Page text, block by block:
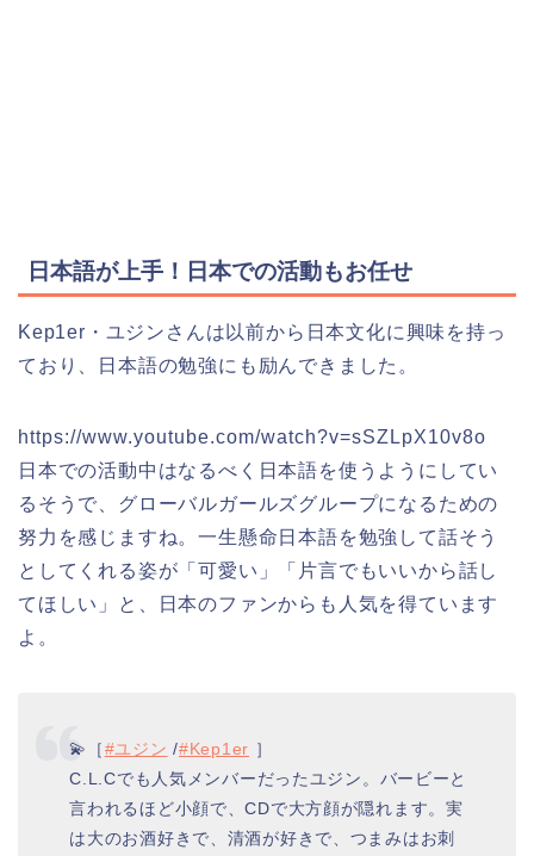
日本語が上手！日本での活動もお任せ
Kep1er・ユジンさんは以前から日本文化に興味を持っ
ており、日本語の勉強にも励んできました。
https://www.youtube.com/watch?v=sSZLpX10v8o
日本での活動中はなるべく日本語を使うようにしてい
るそうで、グローバルガールズグループになるための
努力を感じますね。一生懸命日本語を勉強して話そう
としてくれる姿が「可愛い」「片言でもいいから話し
てほしい」と、日本のファンからも人気を得ています
よ。
💫［#ユジン /#Kep1er ］
C.L.Cでも人気メンバーだったユジン。バービーと
言われるほど小顔で、CDで大方顔が隠れます。実
は大のお酒好きで、清酒が好きで、つまみはお刺